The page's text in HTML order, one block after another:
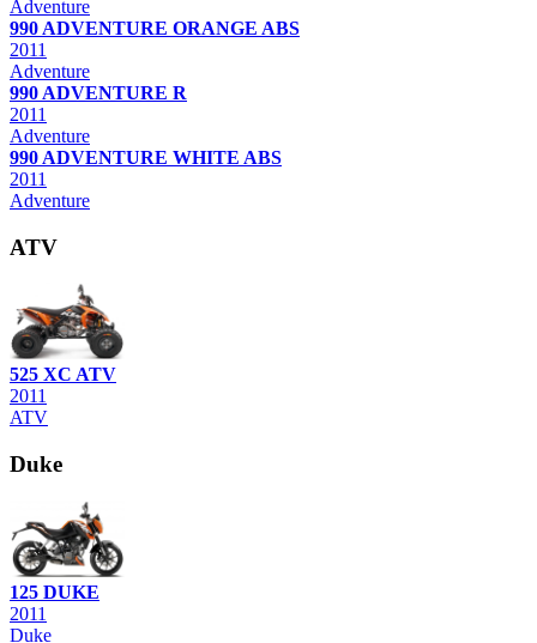
Adventure
990 ADVENTURE ORANGE ABS
2011
Adventure
990 ADVENTURE R
2011
Adventure
990 ADVENTURE WHITE ABS
2011
Adventure
ATV
525 XC ATV
2011
ATV
Duke
125 DUKE
2011
Duke